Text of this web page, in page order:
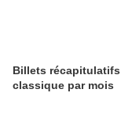
Billets
classique par mois